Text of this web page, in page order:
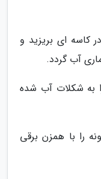
کاسه ای بریزید و
آب گردد.
به شکلات آب شده
را با همزن برقی